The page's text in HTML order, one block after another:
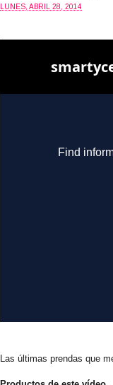
LUNES, ABRIL 28, 2014
Las últimas prendas que